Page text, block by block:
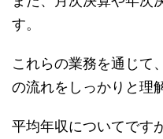
す。
これらの業務を通じて
の流れをしっかりと理
平均年収についてです